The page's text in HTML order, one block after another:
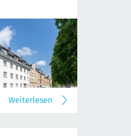
Weiterlesen